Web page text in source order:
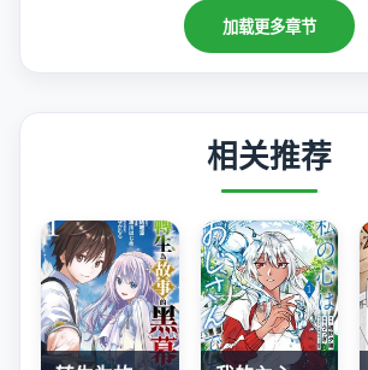
加载更多章节
相关推荐